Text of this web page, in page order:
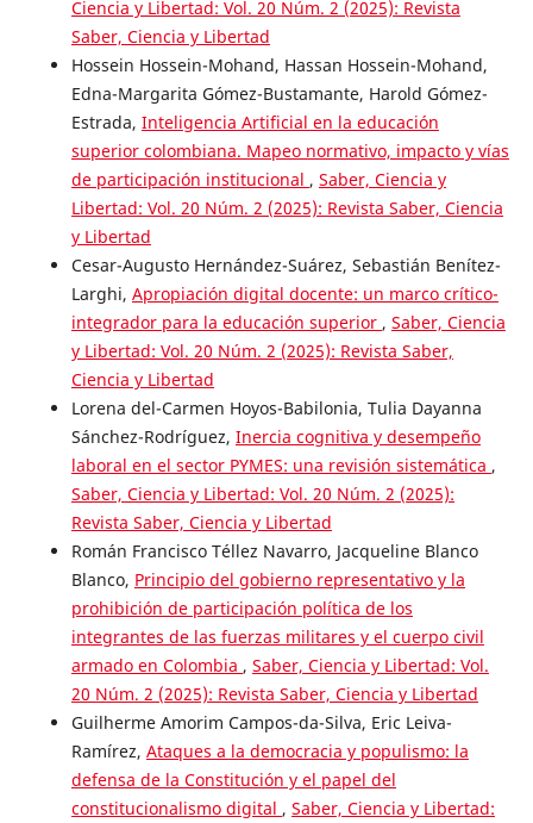
Ciencia y Libertad: Vol. 20 Núm. 2 (2025): Revista
Saber, Ciencia y Libertad
Hossein Hossein-Mohand, Hassan Hossein-Mohand,
Edna-Margarita Gómez-Bustamante, Harold Gómez-
Estrada, Inteligencia Artificial en la educación
superior colombiana. Mapeo normativo, impacto y vías
de participación institucional , Saber, Ciencia y
Libertad: Vol. 20 Núm. 2 (2025): Revista Saber, Ciencia
y Libertad
Cesar-Augusto Hernández-Suárez, Sebastián Benítez-
Larghi, Apropiación digital docente: un marco crítico-
integrador para la educación superior , Saber, Ciencia
y Libertad: Vol. 20 Núm. 2 (2025): Revista Saber,
Ciencia y Libertad
Lorena del-Carmen Hoyos-Babilonia, Tulia Dayanna
Sánchez-Rodríguez, Inercia cognitiva y desempeño
laboral en el sector PYMES: una revisión sistemática ,
Saber, Ciencia y Libertad: Vol. 20 Núm. 2 (2025):
Revista Saber, Ciencia y Libertad
Román Francisco Téllez Navarro, Jacqueline Blanco
Blanco, Principio del gobierno representativo y la
prohibición de participación política de los
integrantes de las fuerzas militares y el cuerpo civil
armado en Colombia , Saber, Ciencia y Libertad: Vol.
20 Núm. 2 (2025): Revista Saber, Ciencia y Libertad
Guilherme Amorim Campos-da-Silva, Eric Leiva-
Ramírez, Ataques a la democracia y populismo: la
defensa de la Constitución y el papel del
constitucionalismo digital , Saber, Ciencia y Libertad: